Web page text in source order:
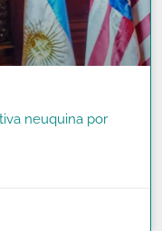
neuquina por